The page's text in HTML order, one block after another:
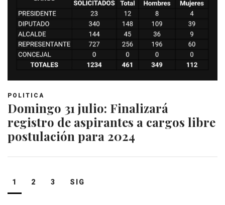
POLITICA
Domingo 31 julio: Finalizará
registro de aspirantes a cargos libre
postulación para 2024
Navegación
de
1 2 3 SIG